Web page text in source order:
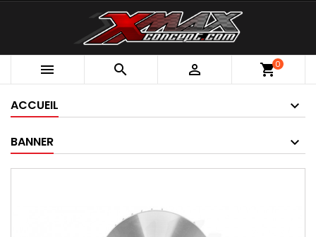
   shopping_cart0
ACCUEIL
BANNER